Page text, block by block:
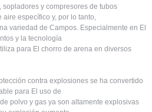
y compresores de tubos
específico y, por lo tanto,
variedad de Campos. Especialmente en El
y la tecnología
para El chorro de arena en diversos
contra explosiones se ha convertido
para El uso de
polvo y gas ya son altamente explosivas